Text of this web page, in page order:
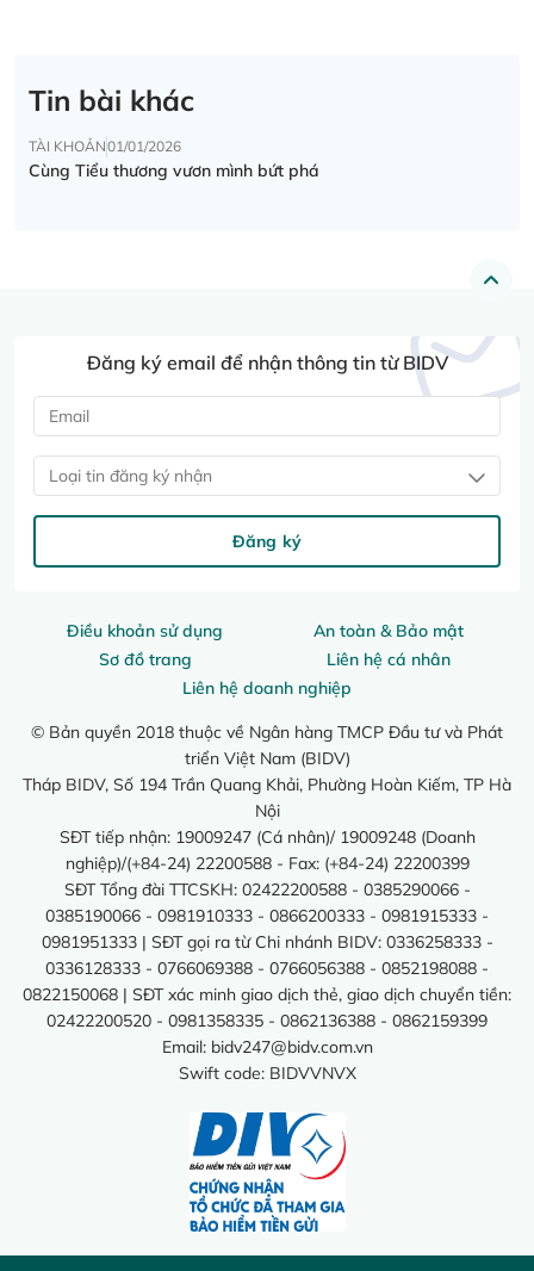
Tin bài khác
TÀI KHOẢN01/01/2026
Cùng Tiểu thương vươn mình bứt phá
Điều khoản sử dụng
An toàn & Bảo mật
Sơ đồ trang
Liên hệ cá nhân
Liên hệ doanh nghiệp
© Bản quyền 2018 thuộc về Ngân hàng TMCP Đầu tư và Phát
triển Việt Nam (BIDV)
Tháp BIDV, Số 194 Trần Quang Khải, Phường Hoàn Kiếm, TP Hà
Nội
SĐT tiếp nhận: 19009247 (Cá nhân)/ 19009248 (Doanh
nghiệp)/(+84-24) 22200588 - Fax: (+84-24) 22200399
SĐT Tổng đài TTCSKH: 02422200588 - 0385290066 -
0385190066 - 0981910333 - 0866200333 - 0981915333 -
0981951333 | SĐT gọi ra từ Chi nhánh BIDV: 0336258333 -
0336128333 - 0766069388 - 0766056388 - 0852198088 -
0822150068 | SĐT xác minh giao dịch thẻ, giao dịch chuyển tiền:
02422200520 - 0981358335 - 0862136388 - 0862159399
Email: bidv247@bidv.com.vn
Swift code: BIDVVNVX
Đăng ký email để nhận thông tin từ BIDV
Loại tin đăng ký nhận
Đăng ký